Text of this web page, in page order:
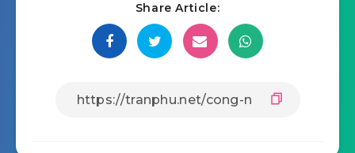
Share Article: